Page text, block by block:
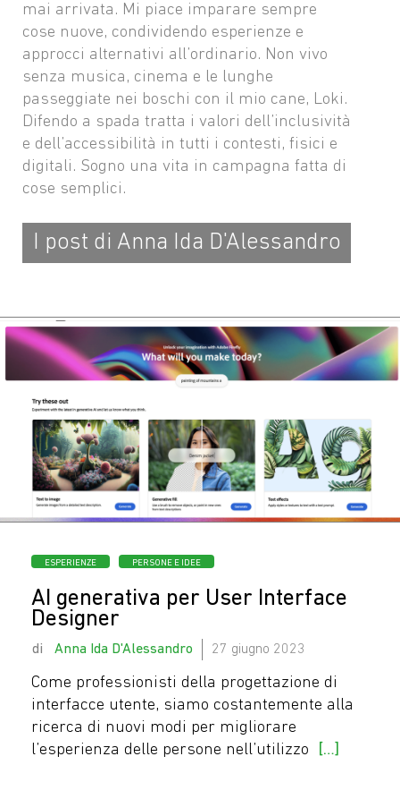
mai arrivata. Mi piace imparare sempre
cose nuove, condividendo esperienze e
approcci alternativi all’ordinario. Non vivo
senza musica, cinema e le lunghe
passeggiate nei boschi con il mio cane, Loki.
Difendo a spada tratta i valori dell’inclusività
e dell’accessibilità in tutti i contesti, fisici e
digitali. Sogno una vita in campagna fatta di
cose semplici.
I post di Anna Ida D'Alessandro
Categorie
ESPERIENZE PERSONE E IDEE
AI generativa per User Interface
Designer
by Anna Ida D'Alessandro 27 giugno 2023
Come professionisti della progettazione di
interfacce utente, siamo costantemente alla
ricerca di nuovi modi per migliorare
l’esperienza delle persone nell’utilizzo
[…]